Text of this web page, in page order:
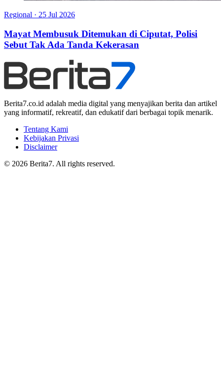
Regional · 25 Jul 2026
Mayat Membusuk Ditemukan di Ciputat, Polisi
Sebut Tak Ada Tanda Kekerasan
Berita7.co.id adalah media digital yang menyajikan berita dan artikel
yang informatif, rekreatif, dan edukatif dari berbagai topik menarik.
Tentang Kami
Kebijakan Privasi
Disclaimer
© 2026 Berita7. All rights reserved.